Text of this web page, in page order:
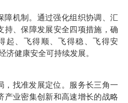
障机制。通过强化组织协调、汇
持、保障发展安全四项措施，确
起、飞得顺、飞得稳、飞得安
济健康安全可持续发展。
，找准发展定位。服务长三角一
产业密集创新和高速增长的战略